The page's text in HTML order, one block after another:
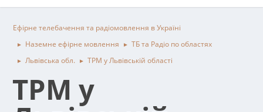
Ефірне телебачення та радіомовлення в Україні
► Наземне ефірне мовлення ► ТБ та Радіо по областях
► Львівська обл. ► ТРМ у Львівській області
ТРМ у